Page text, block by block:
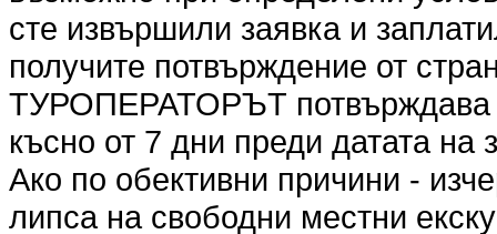
сте извършили заявка и
получите потвърждение от
ТУРОПЕРАТОРЪТ потвърждава
късно от 7 дни преди датата на
Ако по обективни причини -
липса на свободни местни